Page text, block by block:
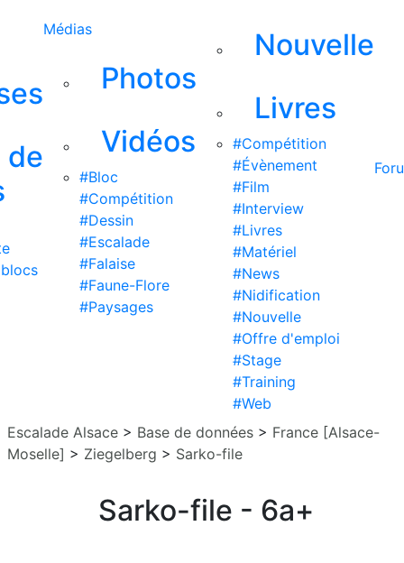
de
Médias
Photos
Vidéos
#Bloc
#Compétition
#Dessin
#Escalade
#Falaise
#Faune-Flore
#Paysages
Nouvelle
Livres
#Compétition
#Évènement
#Film
#Interview
#Livres
#Matériel
#News
#Nidification
#Nouvelle
#Offre d'emploi
#Stage
#Training
#Web
Escalade Alsace > Base de données > France [Alsace-
Moselle] > Ziegelberg > Sarko-file
Sarko-file - 6a+